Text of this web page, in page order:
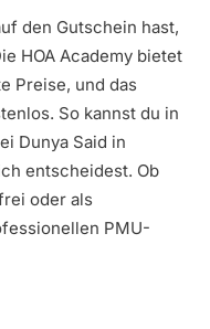
den Gutschein hast,
HOA Academy bietet
Preise, und das
So kannst du in
Dunya Said in
entscheidest. Ob
oder als
PMU-